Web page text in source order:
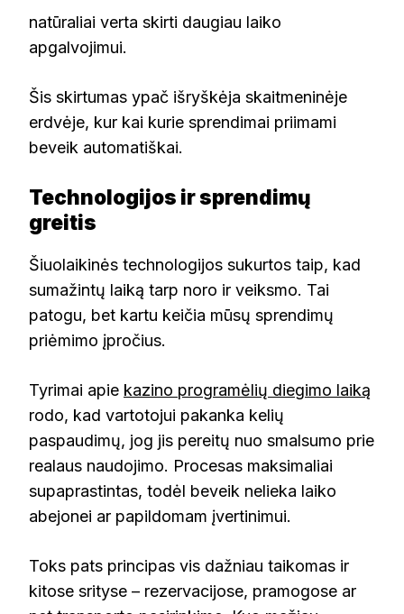
natūraliai verta skirti daugiau laiko
apgalvojimui.
Šis skirtumas ypač išryškėja skaitmeninėje
erdvėje, kur kai kurie sprendimai priimami
beveik automatiškai.
Technologijos ir sprendimų
greitis
Šiuolaikinės technologijos sukurtos taip, kad
sumažintų laiką tarp noro ir veiksmo. Tai
patogu, bet kartu keičia mūsų sprendimų
priėmimo įpročius.
Tyrimai apie kazino programėlių diegimo laiką
rodo, kad vartotojui pakanka kelių
paspaudimų, jog jis pereitų nuo smalsumo prie
realaus naudojimo. Procesas maksimaliai
supaprastintas, todėl beveik nelieka laiko
abejonei ar papildomam įvertinimui.
Toks pats principas vis dažniau taikomas ir
kitose srityse – rezervacijose, pramogose ar